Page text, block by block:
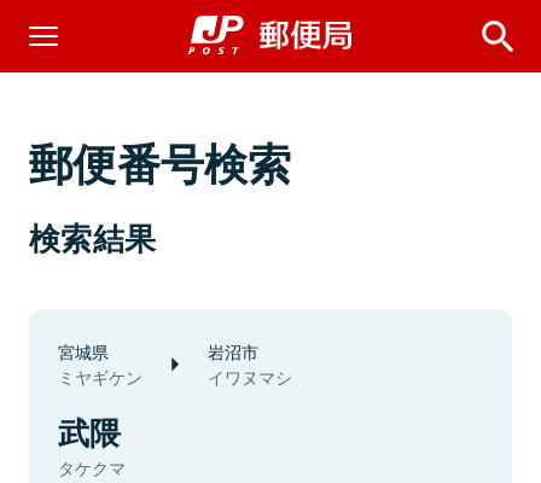
郵便番号検索
検索結果
宮城県
ミヤギケン
岩沼市
イワヌマシ
武隈
タケクマ